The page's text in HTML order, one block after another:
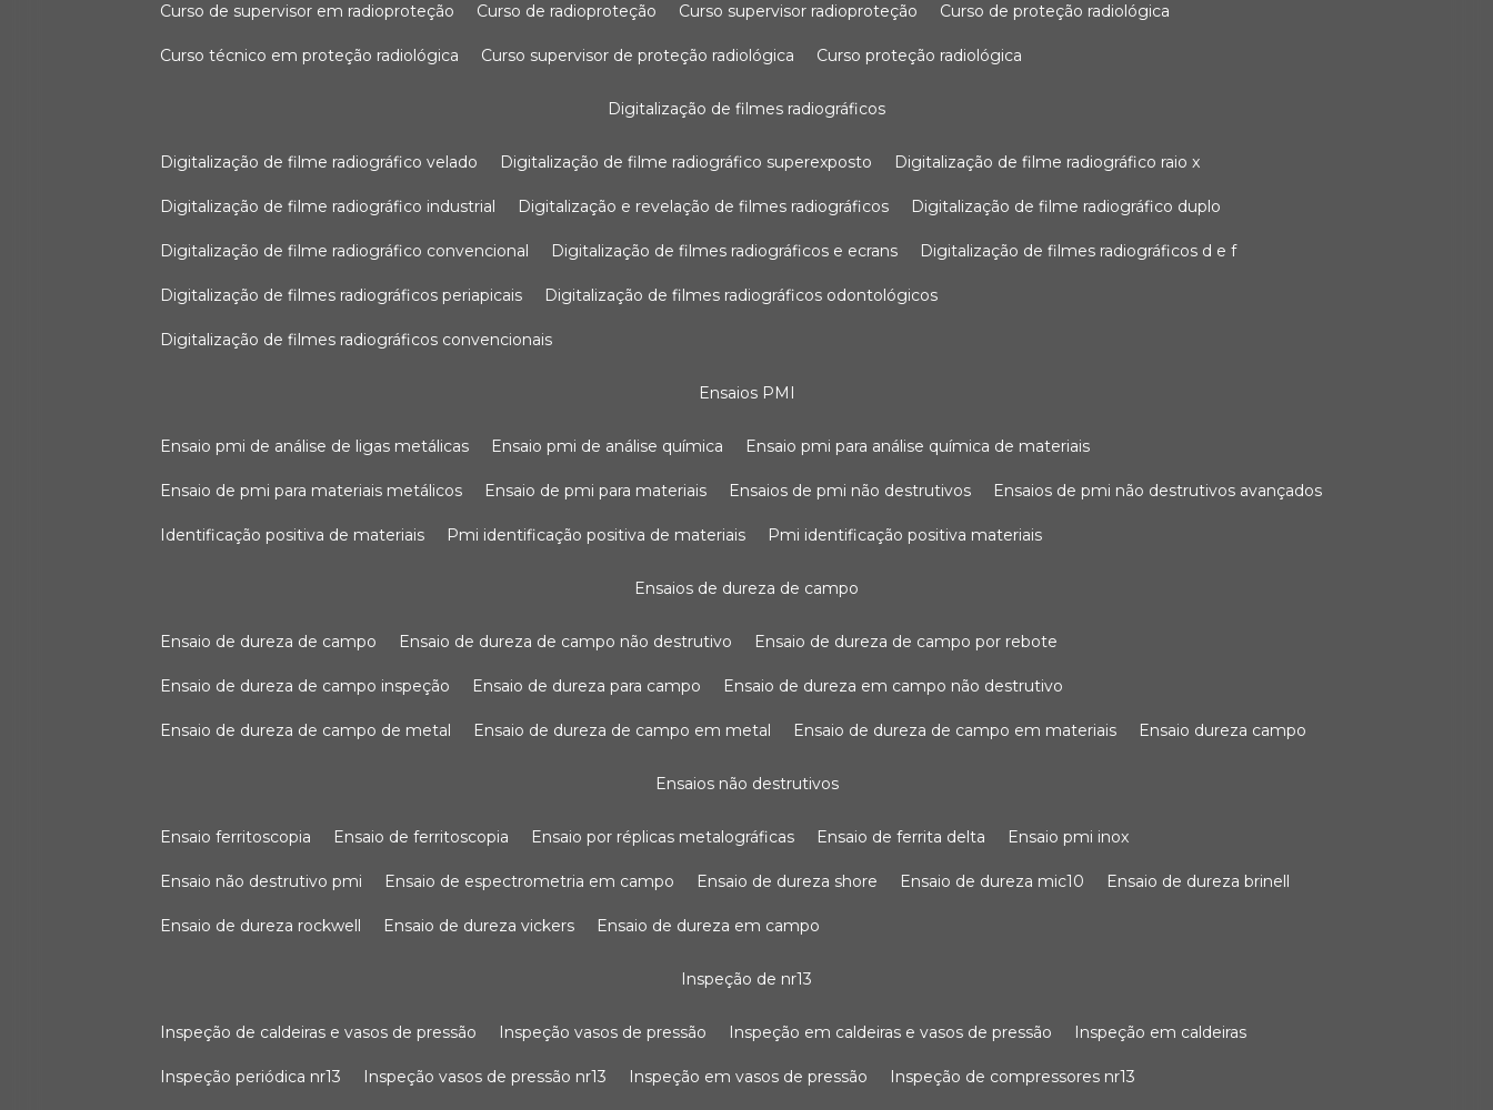
curso de supervisor em radioproteção curso de radioproteção curso supervisor radioproteção curso de proteção radiológica
curso técnico em proteção radiológica curso supervisor de proteção radiológica curso proteção radiológica
digitalização de filmes radiográficos
digitalização de filme radiográfico velado digitalização de filme radiográfico superexposto digitalização de filme radiográfico raio x
digitalização de filme radiográfico industrial digitalização e revelação de filmes radiográficos digitalização de filme radiográfico duplo
digitalização de filme radiográfico convencional digitalização de filmes radiográficos e ecrans digitalização de filmes radiográficos d e f
digitalização de filmes radiográficos periapicais digitalização de filmes radiográficos odontológicos
digitalização de filmes radiográficos convencionais
ensaios PMI
ensaio pmi de análise de ligas metálicas ensaio pmi de análise química ensaio pmi para análise química de materiais
ensaio de pmi para materiais metálicos ensaio de pmi para materiais ensaios de pmi não destrutivos ensaios de pmi não destrutivos avançados
identificação positiva de materiais pmi identificação positiva de materiais pmi identificação positiva materiais
ensaios de dureza de campo
ensaio de dureza de campo ensaio de dureza de campo não destrutivo ensaio de dureza de campo por rebote
ensaio de dureza de campo inspeção ensaio de dureza para campo ensaio de dureza em campo não destrutivo
ensaio de dureza de campo de metal ensaio de dureza de campo em metal ensaio de dureza de campo em materiais ensaio dureza campo
ensaios não destrutivos
ensaio ferritoscopia ensaio de ferritoscopia ensaio por réplicas metalográficas ensaio de ferrita delta ensaio pmi inox
ensaio não destrutivo pmi ensaio de espectrometria em campo ensaio de dureza shore ensaio de dureza mic10 ensaio de dureza brinell
ensaio de dureza rockwell ensaio de dureza vickers ensaio de dureza em campo
inspeção de nr13
inspeção de caldeiras e vasos de pressão inspeção vasos de pressão inspeção em caldeiras e vasos de pressão inspeção em caldeiras
inspeção periódica nr13 inspeção vasos de pressão nr13 inspeção em vasos de pressão inspeção de compressores nr13